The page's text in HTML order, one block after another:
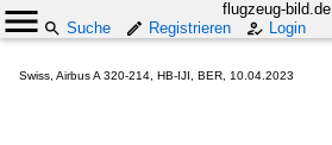
flugzeug-bild.de
Suche
Registrieren Login
Swiss, Airbus A 320-214, HB-IJI, BER, 10.04.2023